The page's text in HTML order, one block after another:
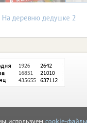
используем cookie-файлы
На деревню дедушке 2